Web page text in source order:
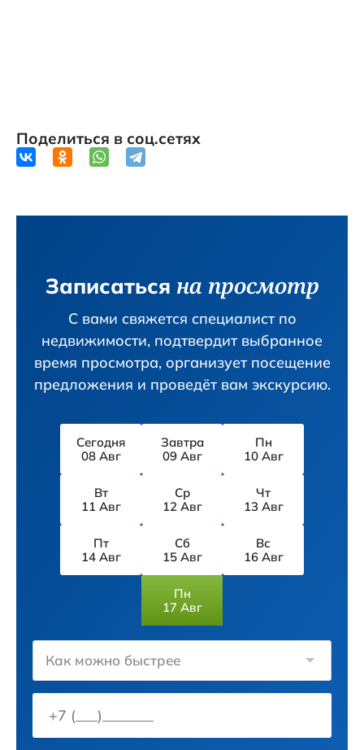
Поделиться в соц.сетях
Записаться на просмотр
С вами свяжется специалист по
недвижимости, подтвердит вы­бранное
время просмотра, организует посещение
предложения и проведёт вам экскурсию.
Сегодня
08 Авг
Завтра
09 Авг
Пн
10 Авг
Вт
11 Авг
Ср
12 Авг
Чт
13 Авг
Пт
14 Авг
Сб
15 Авг
Вс
16 Авг
Пн
17 Авг
Как можно быстрее